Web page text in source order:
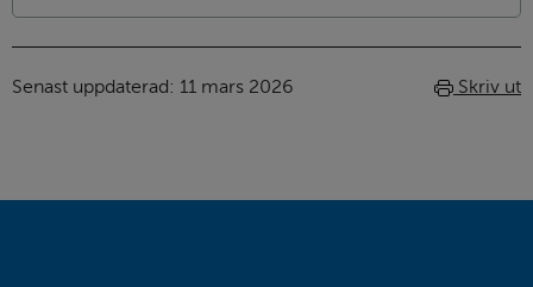
Senast uppdaterad: 11 mars 2026 Skriv ut